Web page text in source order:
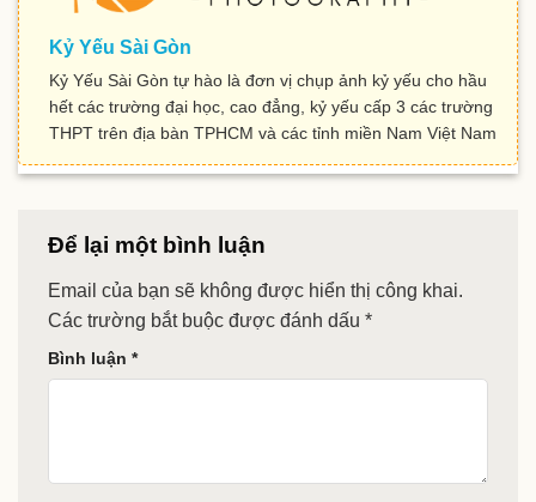
Kỷ Yếu Sài Gòn
Kỷ Yếu Sài Gòn tự hào là đơn vị chụp ảnh kỷ yếu cho hầu
hết các trường đại học, cao đẳng, kỷ yếu cấp 3 các trường
THPT trên địa bàn TPHCM và các tỉnh miền Nam Việt Nam
Để lại một bình luận
Email của bạn sẽ không được hiển thị công khai.
Các trường bắt buộc được đánh dấu *
Bình luận *